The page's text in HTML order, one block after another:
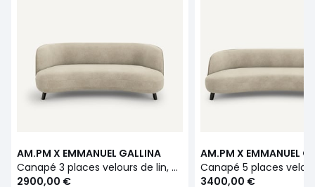
AM.PM X EMMANUEL GALLINA
Canapé 3 places velours de lin, ROSEBURY
2900,00 €
AM.PM X EMMANUEL
3400,00 €